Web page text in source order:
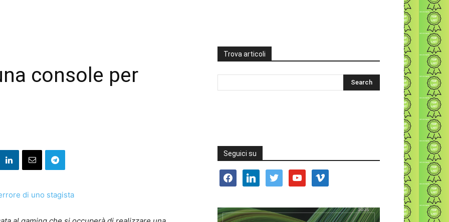
console per
Trova articoli
Seguici su
facebooklinkedin twitter youtube vimeo